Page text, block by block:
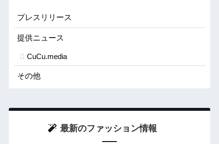
プレスリリース
提供ニュース
CuCu.media
その他
最新のファッション情報